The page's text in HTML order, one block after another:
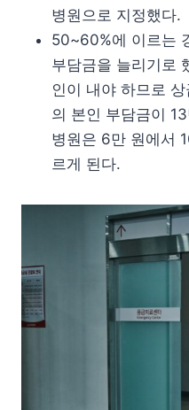
병원으로 지정했다.
50~60%에 이르는
부담금을 늘리기로
인이 내야 하므로
의 본인 부담금이
병원은 6만 원에서
르게 된다.